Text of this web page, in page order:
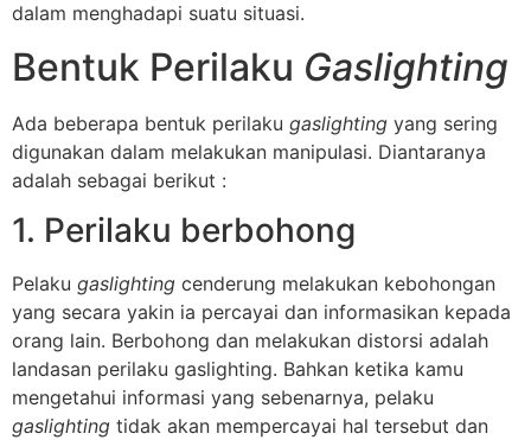
dalam menghadapi suatu situasi.
Bentuk Perilaku Gaslighting
Ada beberapa bentuk perilaku gaslighting yang sering
digunakan dalam melakukan manipulasi. Diantaranya
adalah sebagai berikut :
1. Perilaku berbohong
Pelaku gaslighting cenderung melakukan kebohongan
yang secara yakin ia percayai dan informasikan kepada
orang lain. Berbohong dan melakukan distorsi adalah
landasan perilaku gaslighting. Bahkan ketika kamu
mengetahui informasi yang sebenarnya, pelaku
gaslighting tidak akan mempercayai hal tersebut dan